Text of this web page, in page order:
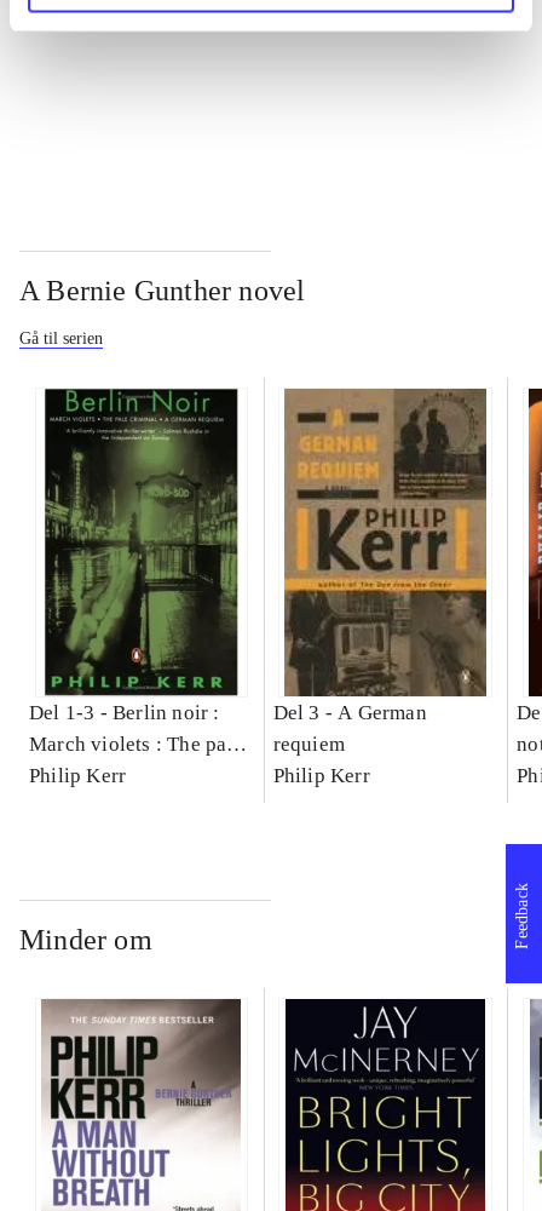
...
A Bernie Gunther novel
Gå til serien
Del 1-3 - Berlin noir :
March violets : The pale
criminal : A German
Philip Kerr
Del 3 -A German
requiem
Philip Kerr
Minder om Feedback